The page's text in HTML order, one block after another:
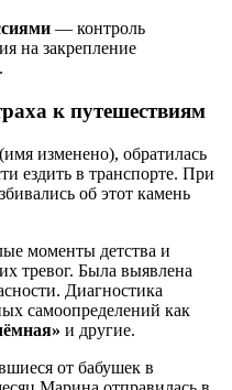
— контроль
на закрепление
к путешествиям
изменено), обратилась
ездить в транспорте. При
об этот камень
моменты детства и
тревог. Была выявлена
Диагностика
самоопределений как
и другие.
от бабушек в